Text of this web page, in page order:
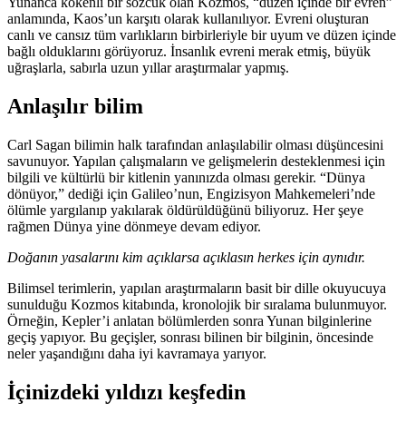
anlamında, Kaos’un karşıtı olarak kullanılıyor. Evreni oluşturan
canlı ve cansız tüm varlıkların birbirleriyle bir uyum ve düzen içinde
bağlı olduklarını görüyoruz. İnsanlık evreni merak etmiş, büyük
uğraşlarla, sabırla uzun yıllar araştırmalar yapmış.
Anlaşılır bilim
Carl Sagan bilimin halk tarafından anlaşılabilir olması düşüncesini
savunuyor. Yapılan çalışmaların ve gelişmelerin desteklenmesi için
bilgili ve kültürlü bir kitlenin yanınızda olması gerekir. “Dünya
dönüyor,” dediği için Galileo’nun, Engizisyon Mahkemeleri’nde
ölümle yargılanıp yakılarak öldürüldüğünü biliyoruz. Her şeye
rağmen Dünya yine dönmeye devam ediyor.
Doğanın yasalarını kim açıklarsa açıklasın herkes için aynıdır.
Bilimsel terimlerin, yapılan araştırmaların basit bir dille okuyucuya
sunulduğu Kozmos kitabında, kronolojik bir sıralama bulunmuyor.
Örneğin, Kepler’i anlatan bölümlerden sonra Yunan bilginlerine
geçiş yapıyor. Bu geçişler, sonrası bilinen bir bilginin, öncesinde
neler yaşandığını daha iyi kavramaya yarıyor.
İçinizdeki yıldızı keşfedin